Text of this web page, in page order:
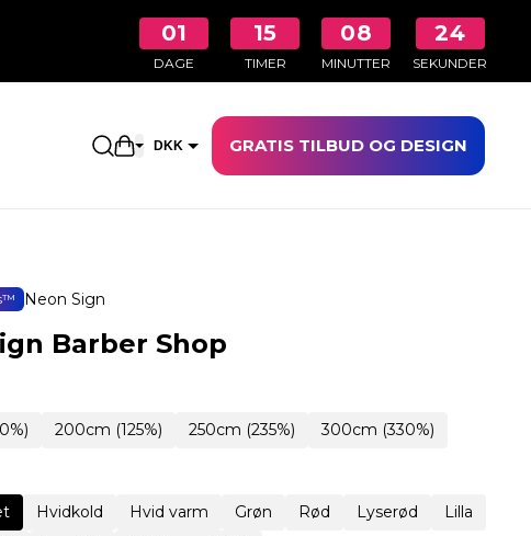
01
DAGE
15
TIMER
08
MINUTTER
23
SEKUNDER
Åbn indkøbskurven
DKK GRATIS TILBUD OG DESIGN
Neon Sign
Barber Shop
200cm (125%) 250cm (235%) 300cm (330%)
Hvidkold Hvid varm Grøn Rød Lyserød
Lilla